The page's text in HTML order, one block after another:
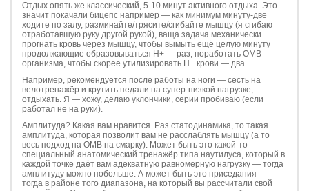
Отдых опять же классический, 5-10 минут активного отдыха. Это
значит покачали бицепс например — как минимум минуту-две
ходите по залу, разминайте/трясите/сгибайте мышцу (я сгибаю
отработавшую руку другой рукой), ваща задача механически
прогнать кровь через мышцу, чтобы вымыть ещё целую минуту
продолжающие образовываться Н+ — раз, поработать ОМВ
организма, чтобы скорее утилизировать Н+ крови — два.
Например, рекомендуется после работы на ноги — сесть на
велотренажёр и крутить педали на супер-низкой нагрузке,
отдыхать. Я — хожу, делаю уклончики, серии пробиваю (если
работал не на руки).
Амплитуда? Какая вам нравится. Раз статодинамика, то такая
амплитуда, которая позволит вам не расслаблять мышцу (а то
весь подход на ОМВ на смарку). Может быть это какой-то
специальный анатомический тренажёр типа наутилуса, который в
каждой точке даёт вам адекватную равномерную нагрузку — тогда
амплитуду можно побольше. А может быть это приседания —
тогда в районе того диапазона, на который вы рассчитали свой